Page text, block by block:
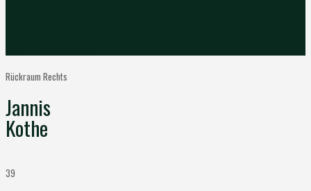
Rückraum Rechts
Jannis
Kothe
39